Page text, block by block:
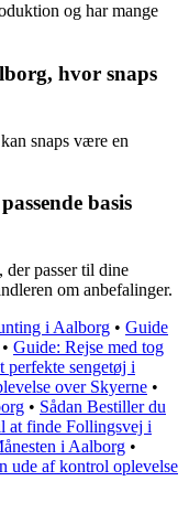
og har mange
hvor snaps
snaps være en
basis
passer til dine
om anbefalinger.
i Aalborg • Guide
• Guide: Rejse med tog
perfekte sengetøj i
over Skyerne •
• Sådan Bestiller du
at finde Follingsvej i
i Aalborg •
af kontrol oplevelse